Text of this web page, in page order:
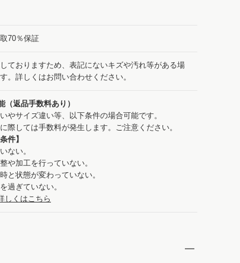
70％保証
ておりますため、表記にないキズや汚れ等がある場
。詳しくはお問い合わせください。
（返品手数料あり）
やサイズ違い等、以下条件の場合可能です。
際しては手数料が発生します。ご注意ください。
件】
ない。
や加工を行っていない。
と状態が変わっていない。
過ぎていない。
しくはこちら